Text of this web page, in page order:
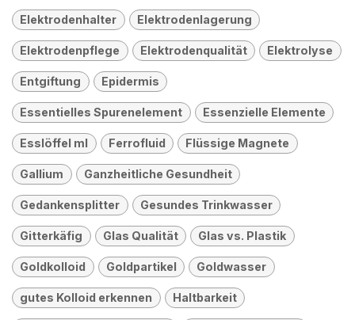
Elektrodenhalter Elektrodenlagerung
Elektrodenpflege Elektrodenqualität Elektrolyse
Entgiftung Epidermis
Essentielles Spurenelement Essenzielle Elemente
Esslöffel ml Ferrofluid Flüssige Magnete
Gallium Ganzheitliche Gesundheit
Gedankensplitter Gesundes Trinkwasser
Gitterkäfig Glas Qualität Glas vs. Plastik
Goldkolloid Goldpartikel Goldwasser
gutes Kolloid erkennen Haltbarkeit